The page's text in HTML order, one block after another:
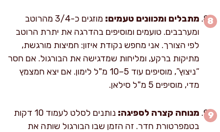
מתבלים ומכוונים טעמים:
מוזגים כ-3/4 מהרוטב
ומערבבים. טועמים ומוסיפים בהדרגה את יתרת הרוטב
לפי הצורך. אני מחפש נקודת איזון: חמיצות מורגשת,
מתיקות ברקע, ומליחות שמדגישה את הבורגול. אם חסר
“ניצוץ”, מוסיפים עוד 5–10 מ"ל לימון. אם יצא חמצמץ
מדי, מוסיפים 5 מ"ל סילאן.
מנוחה קצרה לספיגה:
נותנים לסלט לעמוד 10 דקות
בטמפרטורת חדר. זה הזמן שבו הבורגול שותה את